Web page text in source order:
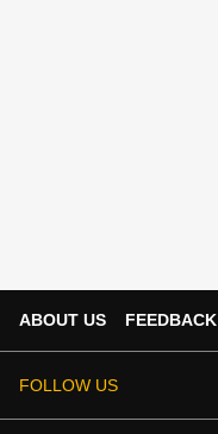
ABOUT US FEEDBACK
FOLLOW US